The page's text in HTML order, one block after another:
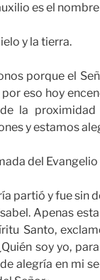
es el
y la tierra.
porque el
eso hoy
la
y estamos
del
partió y fue sin
Apenas
Santo,
soy yo,
alegría en mi